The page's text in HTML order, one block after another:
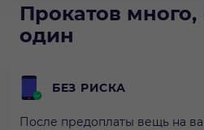
Прокатов
один
БЕЗ РИСКА
После предоплаты вещь на